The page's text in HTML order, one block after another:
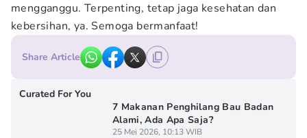
mengganggu. Terpenting, tetap jaga kesehatan dan
kebersihan, ya. Semoga bermanfaat!
Share Article
Curated For You
7 Makanan Penghilang Bau Badan
Alami, Ada Apa Saja?
25 Mei 2026, 10:13 WIB